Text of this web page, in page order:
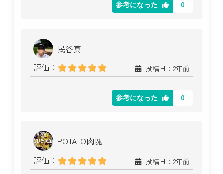
参考になった 0
民谷真
評価：
投稿日：2年前
参考になった 0
POTATO肉塊
評価：
投稿日：2年前